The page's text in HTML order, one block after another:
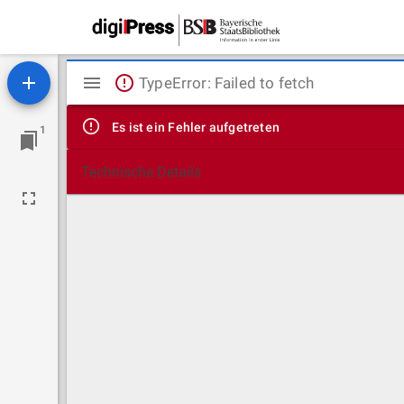
1
Mirador
Viewer
TypeError: Failed to fetch
Es ist ein Fehler aufgetreten
Technische Details